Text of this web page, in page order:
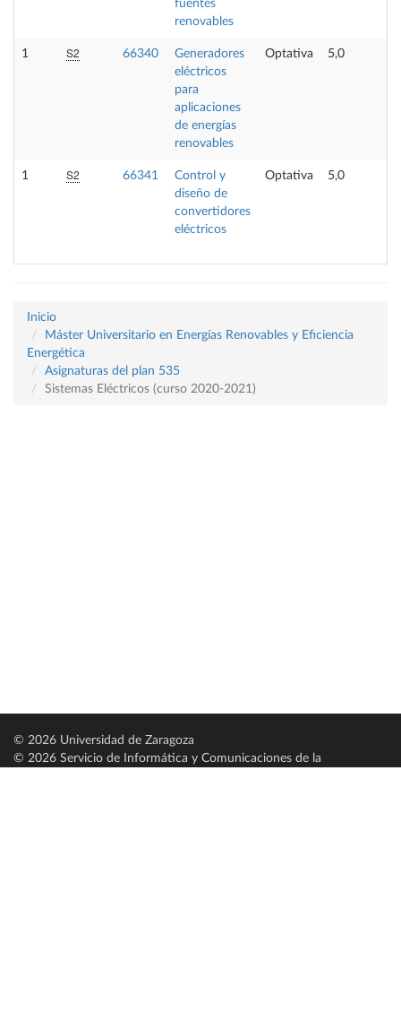
fuentes
renovables
1 S2 66340
Generadores
eléctricos
para
aplicaciones
de energías
renovables
Optativa 5,0
1 S2 66341
Control y
diseño de
convertidores
eléctricos
Optativa 5,0
Inicio
Máster Universitario en Energías Renovables y Eficiencia
Energética
Asignaturas del plan 535
Sistemas Eléctricos (curso 2020-2021)
© 2026 Universidad de Zaragoza
© 2026 Servicio de Informática y Comunicaciones de la